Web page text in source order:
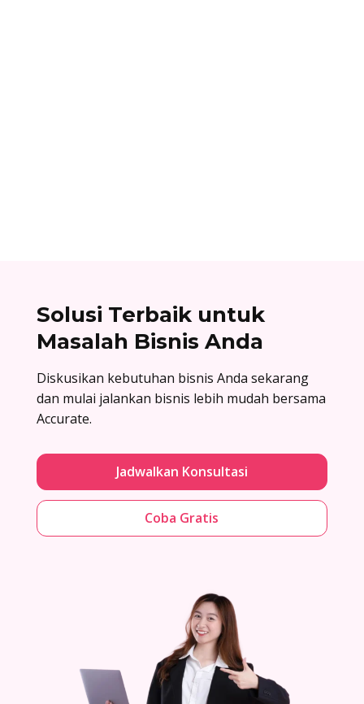
Solusi Terbaik untuk
Masalah Bisnis Anda
Diskusikan kebutuhan bisnis Anda sekarang
dan mulai jalankan bisnis lebih mudah bersama
Accurate.
Jadwalkan Konsultasi
Coba Gratis